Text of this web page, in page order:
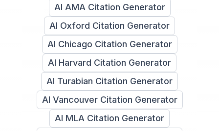
AI AMA Citation Generator
AI Oxford Citation Generator
AI Chicago Citation Generator
AI Harvard Citation Generator
AI Turabian Citation Generator
AI Vancouver Citation Generator
AI MLA Citation Generator